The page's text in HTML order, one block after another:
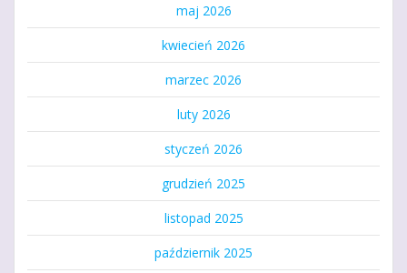
maj 2026
kwiecień 2026
marzec 2026
luty 2026
styczeń 2026
grudzień 2025
listopad 2025
październik 2025